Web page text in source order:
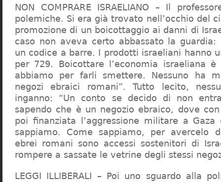
NON COMPRARE ISRAELIANO – Il
polemiche. Si era già trovato nell’occhio del
promozione di un boicottaggio ai danni di
caso non aveva certo abbassato la guardia:
un codice a barre. I prodotti israeliani hanno
per 729. Boicottare l’economia israeliana è
abbiamo per farli smettere. Nessuno ha
negozi ebraici romani”. Tutto lecito,
inganno: “Un conto se decido di non
sapendo che è un negozio ebraico, dove
poi finanziata l’aggressione militare a
sappiamo. Come sappiamo, per avercelo
ebrei romani sono accessi sostenitori di
rompere a sassate le vetrine degli stessi
LEGGI ILLIBERALI – Poi uno sguardo alla